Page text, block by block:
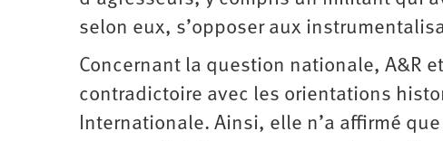
selon eux, s’opposer aux
Concernant la question nationale, A&R
contradictoire avec les orientations
Internationale. Ainsi, elle n’a affirmé